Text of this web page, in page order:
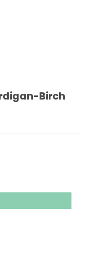
Birch